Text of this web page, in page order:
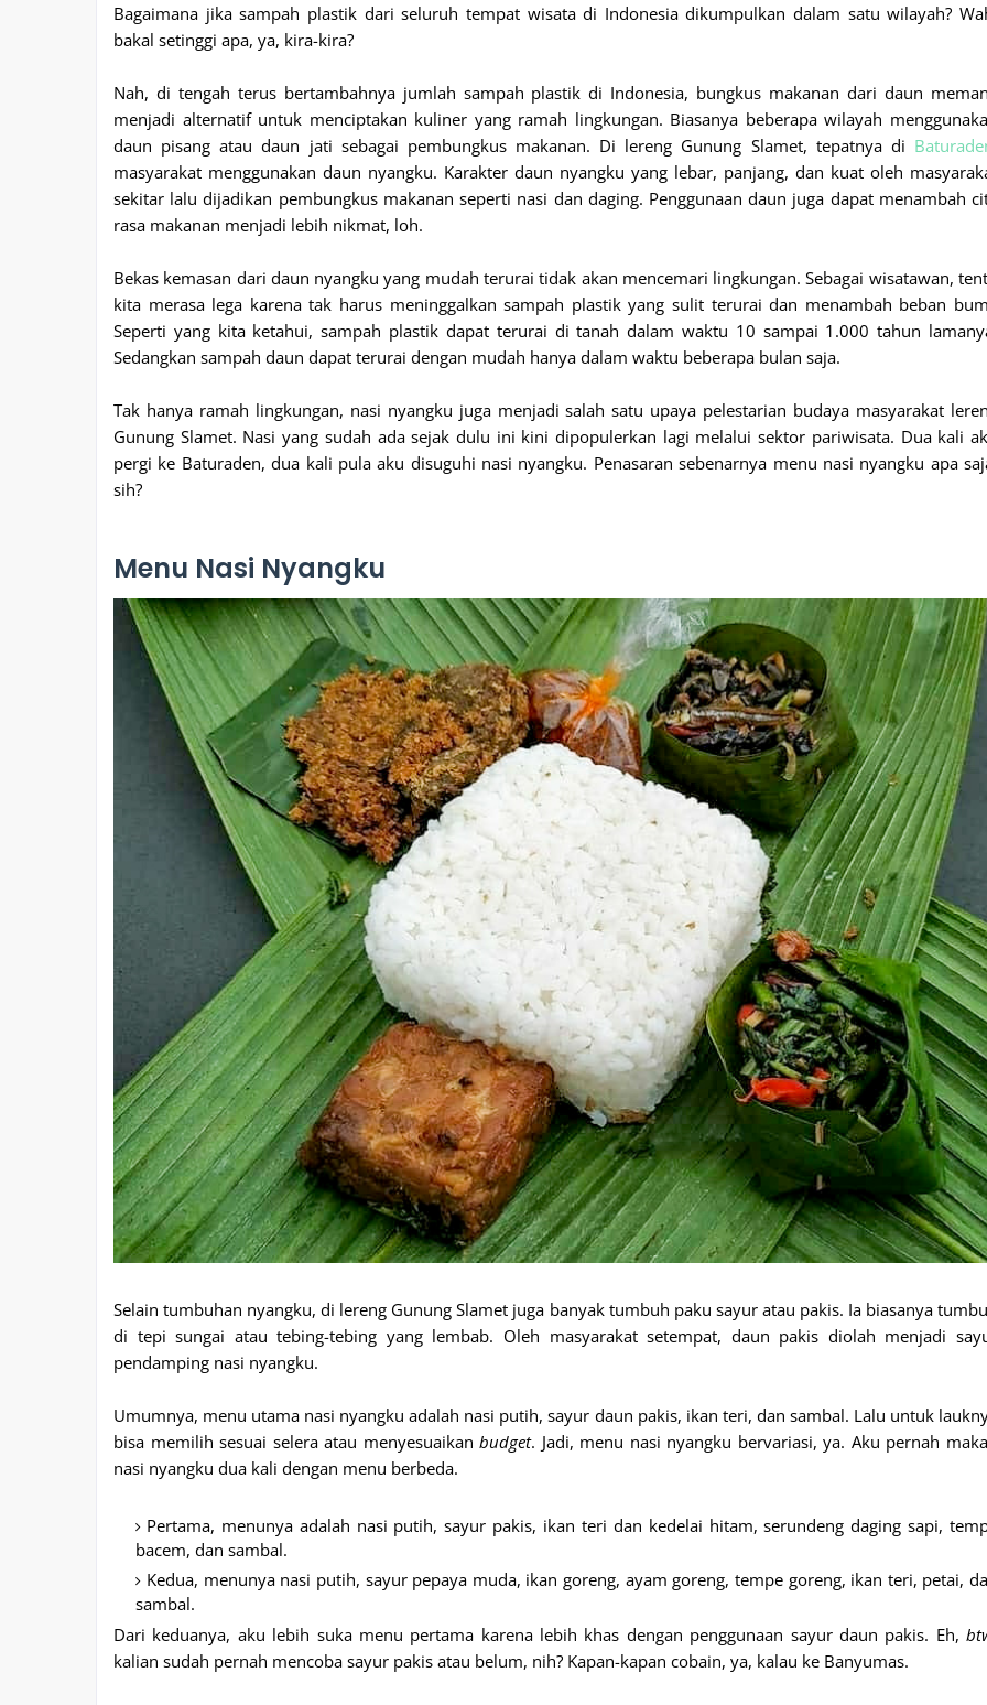
Bagaimana jika sampah plastik dari seluruh tempat wisata di Indonesia dikumpulkan dalam satu wilayah?
bakal setinggi apa, ya, kira-kira?
Nah, di tengah terus bertambahnya jumlah sampah plastik di Indonesia, bungkus makanan dari daun
menjadi alternatif untuk menciptakan kuliner yang ramah lingkungan. Biasanya beberapa wilayah
daun pisang atau daun jati sebagai pembungkus makanan. Di lereng Gunung Slamet, tepatnya di
masyarakat menggunakan daun nyangku. Karakter daun nyangku yang lebar, panjang, dan kuat oleh
sekitar lalu dijadikan pembungkus makanan seperti nasi dan daging. Penggunaan daun juga dapat menambah
rasa makanan menjadi lebih nikmat, loh.
Bekas kemasan dari daun nyangku yang mudah terurai tidak akan mencemari lingkungan. Sebagai wisatawan,
kita merasa lega karena tak harus meninggalkan sampah plastik yang sulit terurai dan menambah beban
Seperti yang kita ketahui, sampah plastik dapat terurai di tanah dalam waktu 10 sampai 1.000 tahun
Sedangkan sampah daun dapat terurai dengan mudah hanya dalam waktu beberapa bulan saja.
Tak hanya ramah lingkungan, nasi nyangku juga menjadi salah satu upaya pelestarian budaya masyarakat
Gunung Slamet. Nasi yang sudah ada sejak dulu ini kini dipopulerkan lagi melalui sektor pariwisata. Dua kali
pergi ke Baturaden, dua kali pula aku disuguhi nasi nyangku. Penasaran sebenarnya menu nasi nyangku apa
sih?
Menu Nasi Nyangku
Selain tumbuhan nyangku, di lereng Gunung Slamet juga banyak tumbuh paku sayur atau pakis. Ia biasanya
di tepi sungai atau tebing-tebing yang lembab. Oleh masyarakat setempat, daun pakis diolah menjadi
pendamping nasi nyangku.
Umumnya, menu utama nasi nyangku adalah nasi putih, sayur daun pakis, ikan teri, dan sambal. Lalu untuk
bisa memilih sesuai selera atau menyesuaikanbudget. Jadi, menu nasi nyangku bervariasi, ya. Aku pernah
nasi nyangku dua kali dengan menu berbeda.
Pertama, menunya adalah nasi putih, sayur pakis, ikan teri dan kedelai hitam, serundeng daging sapi,
bacem, dan sambal.
Kedua, menunya nasi putih, sayur pepaya muda, ikan goreng, ayam goreng, tempe goreng, ikan teri, petai,
sambal.
Dari keduanya, aku lebih suka menu pertama karena lebih khas dengan penggunaan sayur daun pakis. Eh,
kalian sudah pernah mencoba sayur pakis atau belum, nih? Kapan-kapan cobain, ya, kalau ke Banyumas.